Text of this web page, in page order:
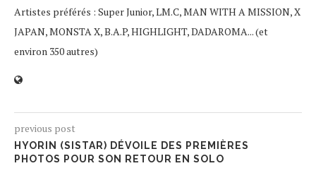
Artistes préférés : Super Junior, LM.C, MAN WITH A MISSION, X
JAPAN, MONSTA X, B.A.P, HIGHLIGHT, DADAROMA... (et
environ 350 autres)
previous post
HYORIN (SISTAR) DÉVOILE DES PREMIÈRES
PHOTOS POUR SON RETOUR EN SOLO